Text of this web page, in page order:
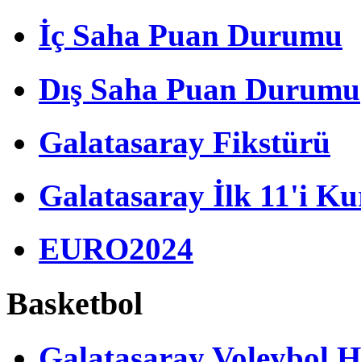
İç Saha Puan Durumu
Dış Saha Puan Durumu
Galatasaray Fikstürü
Galatasaray İlk 11'i
EURO2024
Basketbol